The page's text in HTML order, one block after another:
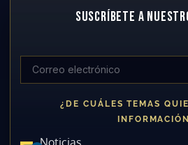
SUSCRÍBETE A
¿DE CUÁLES TEMAS
Noticias